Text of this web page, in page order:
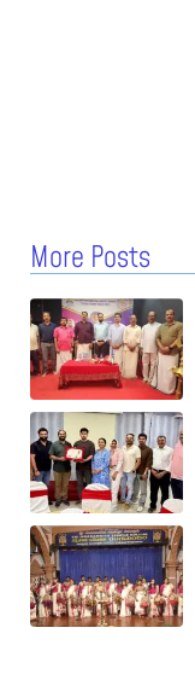
More Posts